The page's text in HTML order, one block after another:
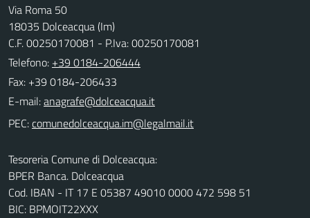
Via Roma 50
18035 Dolceacqua (Im)
C.F. 00250170081 - P.Iva: 00250170081
Telefono: +39 0184-206444
Fax: +39 0184-206433
E-mail:
PEC:
Tesoreria Comune di Dolceacqua:
BPER Banca. Dolceacqua
Cod. IBAN - IT 17 E 05387 49010 0000 472 598 51
BIC: BPMOIT22XXX